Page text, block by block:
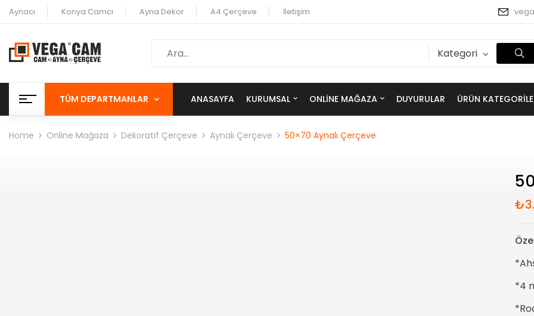
Aynacı Konya Camcı Ayna Dekor A4 Çerçeve İletişim
Kategori
TÜM DEPARTMANLAR ANASAYFA KURUMSAL ONLINE MAĞAZA DUYURULAR ÜRÜN
Home Online Mağaza Dekoratif Çerçeve Aynalı Çerçeve 50×70 Aynalı Çerçeve
₺
*4